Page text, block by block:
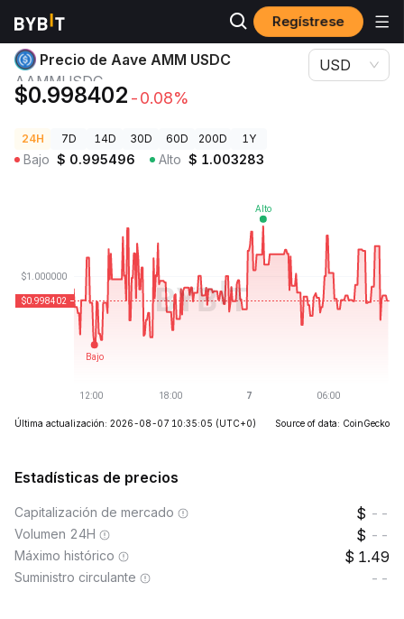
Regístrese
Precios de Criptomonedas Precio de Aave AMM USDC AAMMUSDC
Precio de Aave AMM USDC
AAMMUSDC
$0.998402 -0.08%
USD
24H 7D 14D 30D 60D 200D 1Y
Bajo $ 0.995496 Alto $ 1.003283
Última actualización: 2026-08-07 10:35:05 (UTC+0) Source of data: CoinGecko
Estadísticas de precios
Capitalización de mercado --
Volumen 24H --
Máximo histórico 1.49
Suministro circulante --